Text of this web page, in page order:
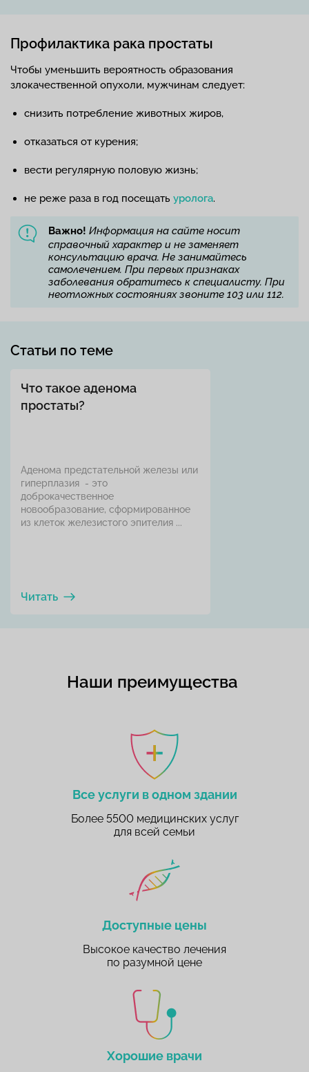
Профилактика рака простаты
Чтобы уменьшить вероятность образования
злокачественной опухоли, мужчинам следует:
снизить потребление животных жиров,
отказаться от курения;
вести регулярную половую жизнь;
не реже раза в год посещать уролога.
Важно! Информация на сайте носит
справочный характер и не заменяет
консультацию врача. Не занимайтесь
самолечением. При первых признаках
заболевания обратитесь к специалисту. При
неотложных состояниях звоните 103 или 112.
Статьи по теме
Что такое аденома
простаты?
Аденома предстательной железы или
гиперплазия - это
доброкачественное
новообразование, сформированное
из клеток железистого эпителия ...
Читать
Наши преимущества
Все услуги в одном здании
Более 5500 медицинских услуг
для всей семьи
Доступные цены
Высокое качество лечения
по разумной цене
Хорошие врачи